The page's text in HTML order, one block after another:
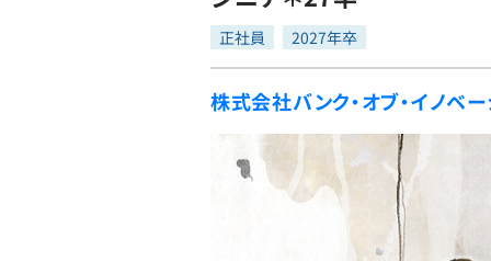
インタビュー
就活成功ガイド
正社員 2027年卒
株式会社バンク・オブ・イノベ